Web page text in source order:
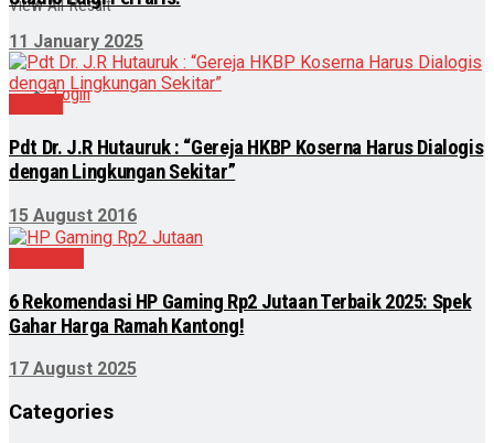
View All Result
Login
11 January 2025
Pdt Dr. J.R Hutauruk : “Gereja HKBP Koserna Harus Dialogis
dengan Lingkungan Sekitar”
15 August 2016
6 Rekomendasi HP Gaming Rp2 Jutaan Terbaik 2025: Spek
Gahar Harga Ramah Kantong!
17 August 2025
Categories